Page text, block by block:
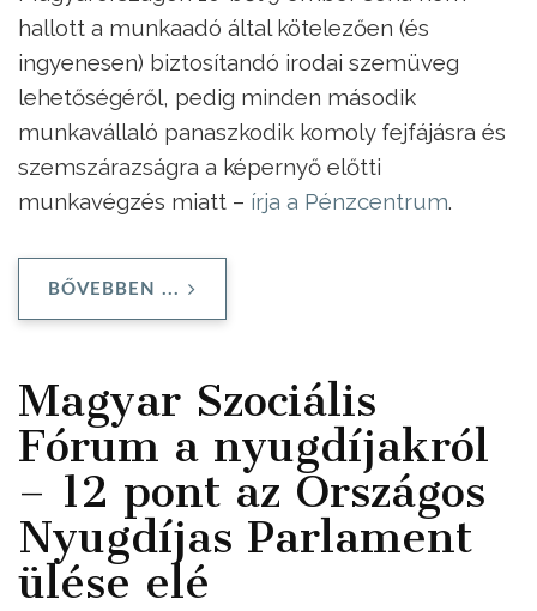
hallott a munkaadó által kötelezően (és
ingyenesen) biztosítandó irodai szemüveg
lehetőségéről, pedig minden második
munkavállaló panaszkodik komoly fejfájásra és
szemszárazságra a képernyő előtti
munkavégzés miatt – írja a Pénzcentrum.
BŐVEBBEN ...
Magyar Szociális
Fórum a nyugdíjakról
– 12 pont az Országos
Nyugdíjas Parlament
ülése elé